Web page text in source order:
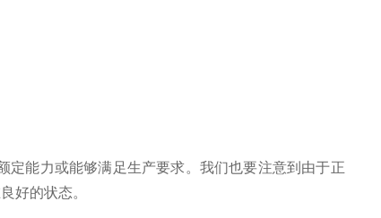
能力或能够满足生产要求。我们也要注意到由于正
好的状态。